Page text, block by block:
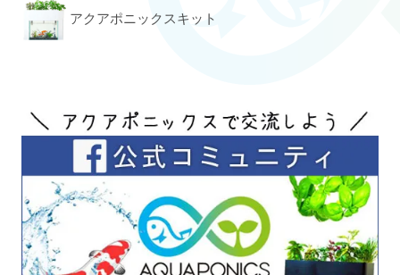
アクアポニックスキット